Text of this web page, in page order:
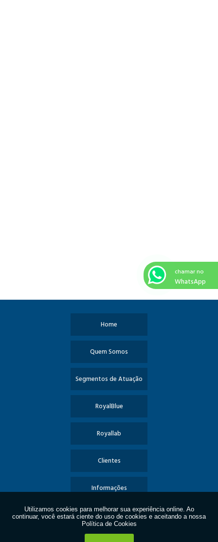
Home
Quem Somos
Segmentos de Atuação
RoyalBlue
Royallab
Clientes
Informações
Contato
chamar no
WhatsApp